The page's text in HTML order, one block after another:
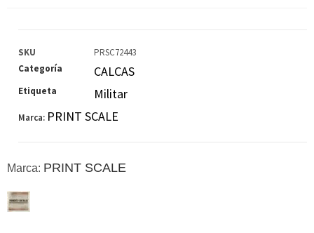
SKU
PRSC72443
Categoría
CALCAS
Etiqueta Militar
Marca: PRINT SCALE
Marca: PRINT SCALE